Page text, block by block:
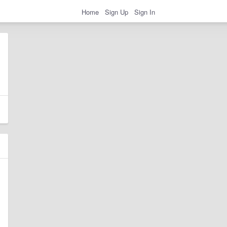
Home Sign Up Sign In